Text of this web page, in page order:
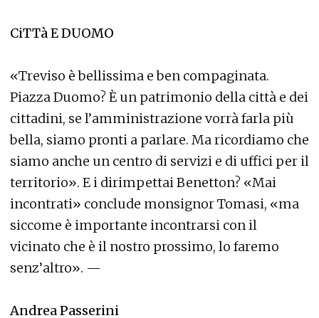
CiTTà E DUOMO
«Treviso è bellissima e ben compaginata.
Piazza Duomo? È un patrimonio della città e dei
cittadini, se l’amministrazione vorrà farla più
bella, siamo pronti a parlare. Ma ricordiamo che
siamo anche un centro di servizi e di uffici per il
territorio». E i dirimpettai Benetton? «Mai
incontrati» conclude monsignor Tomasi, «ma
siccome è importante incontrarsi con il
vicinato che è il nostro prossimo, lo faremo
senz’altro». —
Andrea Passerini